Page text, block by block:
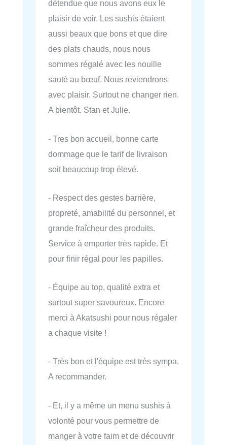
détendue que nous avons eux le
plaisir de voir. Les sushis étaient
aussi beaux que bons et que dire
des plats chauds, nous nous
sommes régalé avec les nouille
sauté au bœuf. Nous reviendrons
avec plaisir. Surtout ne changer rien.
A bientôt. Stan et Julie.
- Tres bon accueil, bonne carte
dommage que le tarif de livraison
soit beaucoup trop élevé.
- Respect des gestes barrière,
propreté, amabilité du personnel, et
grande fraîcheur des produits.
Service à emporter très rapide. Et
pour finir régal pour les papilles.
- Équipe au top, qualité extra et
surtout super savoureux. Encore
merci à Akatsushi pour nous régaler
a chaque visite !
- Très bon et l'équipe est très sympa.
A recommander.
- Et, il y a même un menu sushis à
volonté pour vous permettre de
manger à votre faim et de découvrir